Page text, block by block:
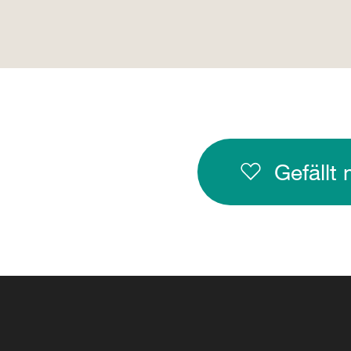
Gefällt